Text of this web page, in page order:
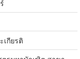
เกียรติ